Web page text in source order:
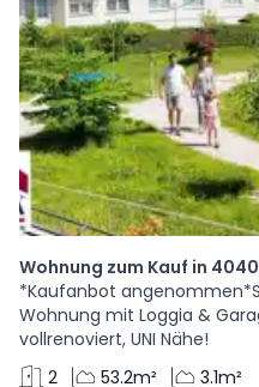
Wohnung zum Kauf in
*Kaufanbot
Wohnung mit Loggia &
vollrenoviert, UNI Nähe!
2
53.2m² 3.1m²